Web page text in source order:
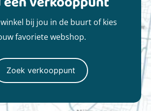
bij jou in de buurt of kies
favoriete webshop.
Zoek verkooppunt